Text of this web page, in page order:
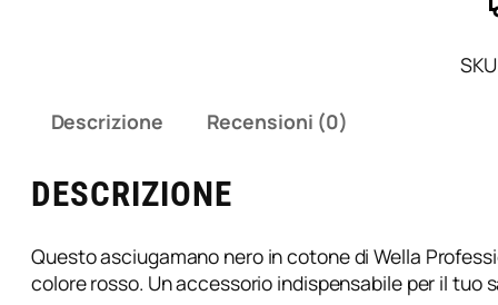
Descrizione Recensioni (0)
DESCRIZIONE
Questo asciugamano nero in cotone di Wella
colore rosso. Un accessorio indispensabile per il tuo